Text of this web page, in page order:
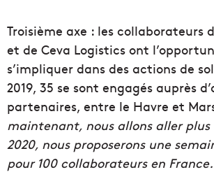
Troisième axe : les collaborateurs
et de Ceva Logistics ont
s’impliquer dans des actions de
2019, 35 se sont engagés auprès
partenaires, entre le Havre et
maintenant, nous allons aller plus
2020, nous proposerons une
pour 100 collaborateurs en